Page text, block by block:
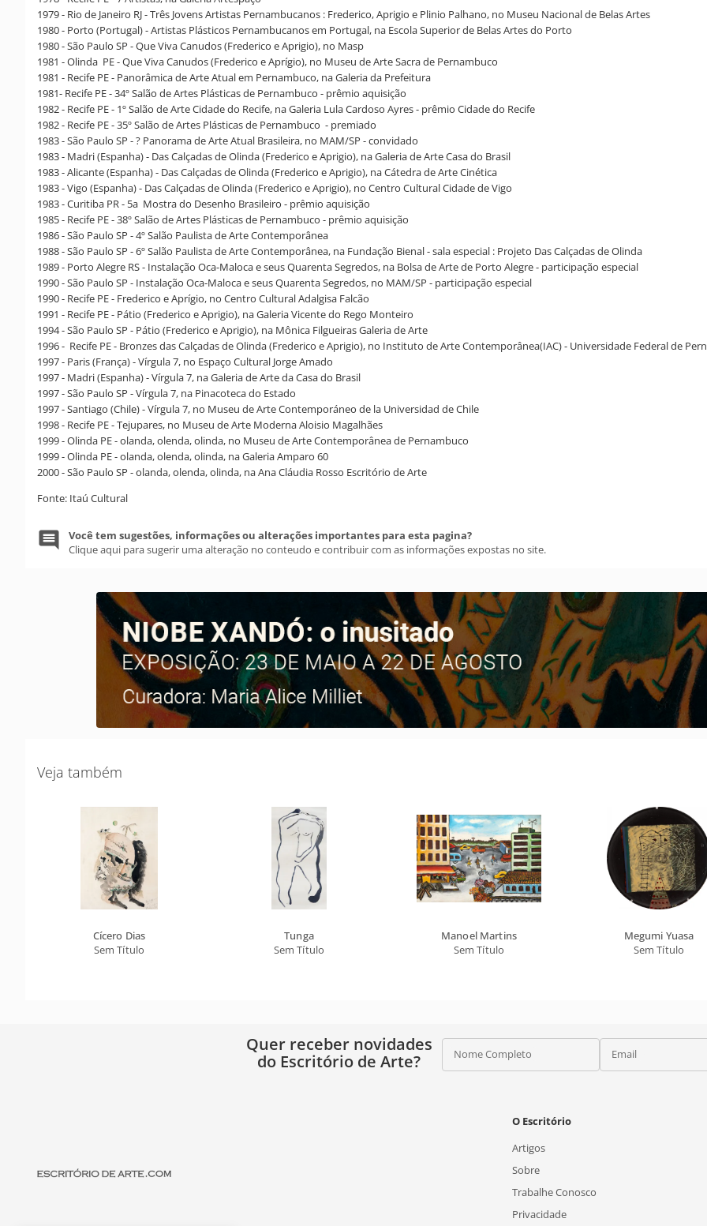
1979 - Rio de Janeiro RJ - Três Jovens Artistas Pernambucanos : Frederico, Aprigio e Plinio Palhano, no Museu Nacional de Belas Artes
1980 - Porto (Portugal) - Artistas Plásticos Pernambucanos em Portugal, na Escola Superior de Belas Artes do Porto
1980 - São Paulo SP - Que Viva Canudos (Frederico e Aprigio), no Masp
1981 - Olinda PE - Que Viva Canudos (Frederico e Aprígio), no Museu de Arte Sacra de Pernambuco
1981 - Recife PE - Panorâmica de Arte Atual em Pernambuco, na Galeria da Prefeitura
1981- Recife PE - 34º Salão de Artes Plásticas de Pernambuco - prêmio aquisição
1982 - Recife PE - 1º Salão de Arte Cidade do Recife, na Galeria Lula Cardoso Ayres - prêmio Cidade do Recife
1982 - Recife PE - 35º Salão de Artes Plásticas de Pernambuco - premiado
1983 - São Paulo SP - ? Panorama de Arte Atual Brasileira, no MAM/SP - convidado
1983 - Madri (Espanha) - Das Calçadas de Olinda (Frederico e Aprigio), na Galeria de Arte Casa do Brasil
1983 - Alicante (Espanha) - Das Calçadas de Olinda (Frederico e Aprigio), na Cátedra de Arte Cinética
1983 - Vigo (Espanha) - Das Calçadas de Olinda (Frederico e Aprigio), no Centro Cultural Cidade de Vigo
1983 - Curitiba PR - 5a Mostra do Desenho Brasileiro - prêmio aquisição
1985 - Recife PE - 38º Salão de Artes Plásticas de Pernambuco - prêmio aquisição
1986 - São Paulo SP - 4º Salão Paulista de Arte Contemporânea
1988 - São Paulo SP - 6º Salão Paulista de Arte Contemporânea, na Fundação Bienal - sala especial : Projeto Das Calçadas de Olinda
1989 - Porto Alegre RS - Instalação Oca-Maloca e seus Quarenta Segredos, na Bolsa de Arte de Porto Alegre - participação especial
1990 - São Paulo SP - Instalação Oca-Maloca e seus Quarenta Segredos, no MAM/SP - participação especial
1990 - Recife PE - Frederico e Aprígio, no Centro Cultural Adalgisa Falcão
1991 - Recife PE - Pátio (Frederico e Aprigio), na Galeria Vicente do Rego Monteiro
1994 - São Paulo SP - Pátio (Frederico e Aprigio), na Mônica Filgueiras Galeria de Arte
1996 - Recife PE - Bronzes das Calçadas de Olinda (Frederico e Aprigio), no Instituto de Arte Contemporânea(IAC) - Universidade Federal de
1997 - Paris (França) - Vírgula 7, no Espaço Cultural Jorge Amado
1997 - Madri (Espanha) - Vírgula 7, na Galeria de Arte da Casa do Brasil
1997 - São Paulo SP - Vírgula 7, na Pinacoteca do Estado
1997 - Santiago (Chile) - Vírgula 7, no Museu de Arte Contemporáneo de la Universidad de Chile
1998 - Recife PE - Tejupares, no Museu de Arte Moderna Aloisio Magalhães
1999 - Olinda PE - olanda, olenda, olinda, no Museu de Arte Contemporânea de Pernambuco
1999 - Olinda PE - olanda, olenda, olinda, na Galeria Amparo 60
2000 - São Paulo SP - olanda, olenda, olinda, na Ana Cláudia Rosso Escritório de Arte
Fonte: Itaú Cultural
Você tem sugestões, informações ou alterações importantes para esta pagina?
Clique aqui para sugerir uma alteração no conteudo e contribuir com as informações expostas no site.
Veja também
Cícero Dias
Sem Título
Tunga
Sem Título
Manoel Martins
Sem Título
Megumi Yuasa
Sem Título
Quer receber novidades
do Escritório de Arte?
Nome Completo Email
O Escritório
Artigos
Sobre
Trabalhe Conosco
Privacidade